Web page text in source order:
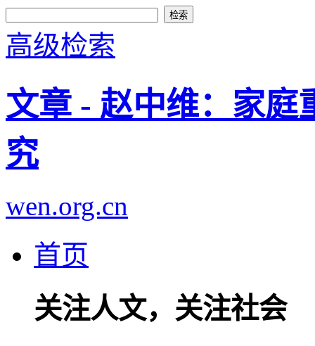
高级检索
文章 - 赵中维：家庭
究
wen.org.cn
首页
关注人文，关注社会